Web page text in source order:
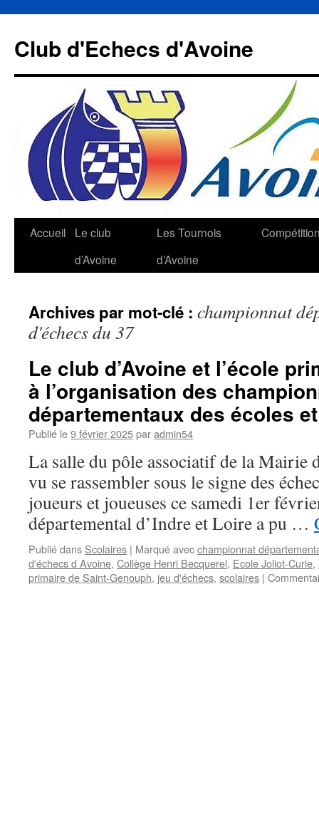
contenu
Club d'Echecs d'Avoine
Accueil
Le club
d’Avoine
Les Tournois
d’Avoine
Archives par mot-clé : championnat
d'échecs du 37
Le club d’Avoine et l’école
à l’organisation des
départementaux des écoles
Publié le9 février 2025paradmin54
La salle du pôle associatif de la Mairie
vu se rassembler sous le signe des
joueurs et joueuses ce samedi 1er
départemental d’Indre et Loire a pu …
Publié dans Scolaires | Marqué avecchampionnat
d'échecs d Avoine, Collège Henri Becquerel, Ecole Joliot-Curie,
primaire de Saint-Genouph, jeu d'échecs, scolaires |